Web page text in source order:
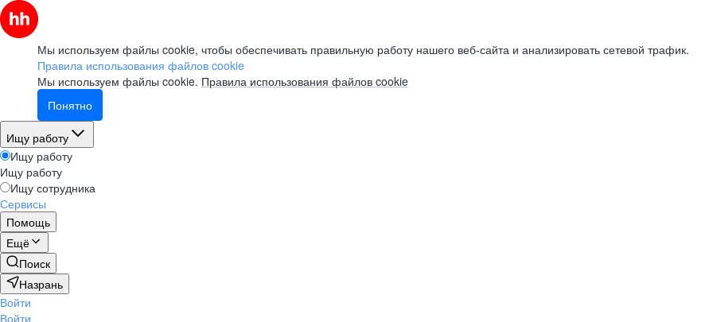
Мы используем файлы cookie, чтобы обеспечивать правильную работу нашего веб-сайта и анализировать сетевой трафик.
Правила использования файлов cookie
Мы используем файлы cookie. Правила использования файлов cookie
Понятно
Ищу работу
Ищу работу
Ищу работу
Ищу сотрудника
Сервисы
Помощь
Ещё
Поиск
Назрань
Войти
Войти